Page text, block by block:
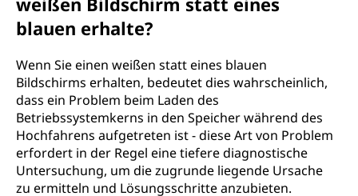
blauen erhalte?
Wenn Sie einen weißen statt eines blauen
Bildschirms erhalten, bedeutet dies wahrscheinlich,
dass ein Problem beim Laden des
Betriebssystemkerns in den Speicher während des
Hochfahrens aufgetreten ist - diese Art von Problem
erfordert in der Regel eine tiefere diagnostische
Untersuchung, um die zugrunde liegende Ursache
zu ermitteln und Lösungsschritte anzubieten.